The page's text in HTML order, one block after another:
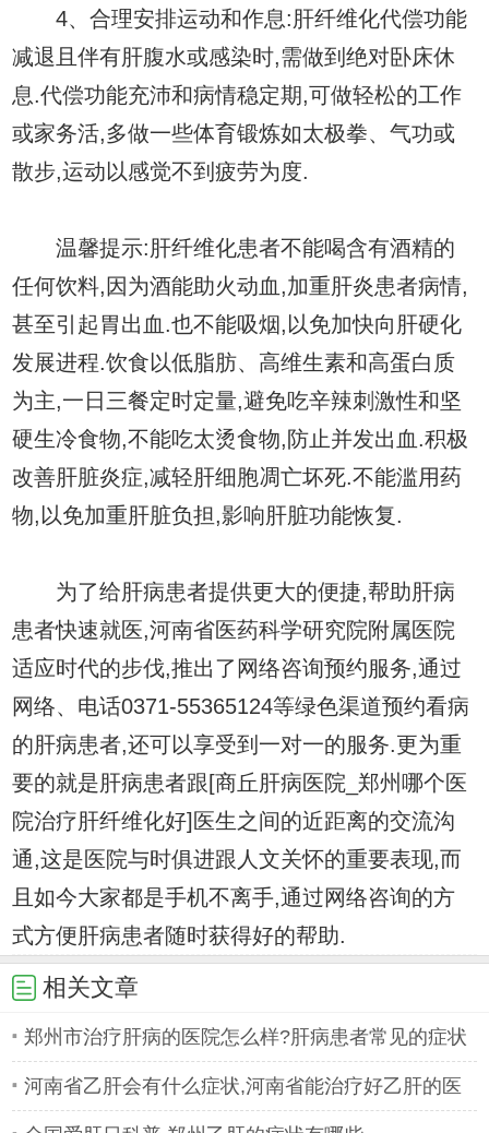
4、合理安排运动和作息:肝纤维化代偿功能
减退且伴有肝腹水或感染时,需做到绝对卧床休
息.代偿功能充沛和病情稳定期,可做轻松的工作
或家务活,多做一些体育锻炼如太极拳、气功或
散步,运动以感觉不到疲劳为度.
温馨提示:肝纤维化患者不能喝含有酒精的
任何饮料,因为酒能助火动血,加重肝炎患者病情,
甚至引起胃出血.也不能吸烟,以免加快向肝硬化
发展进程.饮食以低脂肪、高维生素和高蛋白质
为主,一日三餐定时定量,避免吃辛辣刺激性和坚
硬生冷食物,不能吃太烫食物,防止并发出血.积极
改善肝脏炎症,减轻肝细胞凋亡坏死.不能滥用药
物,以免加重肝脏负担,影响肝脏功能恢复.
为了给肝病患者提供更大的便捷,帮助肝病
患者快速就医,河南省医药科学研究院附属医院
适应时代的步伐,推出了网络咨询预约服务,通过
网络、电话0371-55365124等绿色渠道预约看病
的肝病患者,还可以享受到一对一的服务.更为重
要的就是肝病患者跟[商丘肝病医院_郑州哪个医
院治疗肝纤维化好]医生之间的近距离的交流沟
通,这是医院与时俱进跟人文关怀的重要表现,而
且如今大家都是手机不离手,通过网络咨询的方
式方便肝病患者随时获得好的帮助.
相关文章
郑州市治疗肝病的医院怎么样?肝病患者常见的症状
有哪些
河南省乙肝会有什么症状,河南省能治疗好乙肝的医